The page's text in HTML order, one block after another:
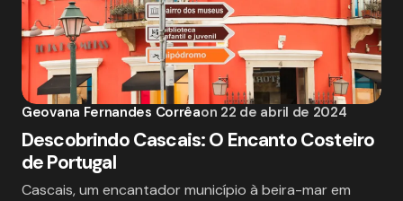
Geovana Fernandes Corrêaon 22 de abril de 2024
Descobrindo Cascais: O Encanto Costeiro
de Portugal
Cascais, um encantador município à beira-mar em